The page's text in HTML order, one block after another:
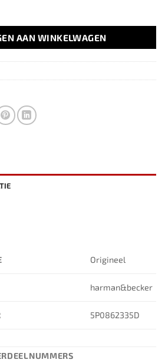
AAN WINKELWAGEN
Origineel
harman&becker
5P0862335D